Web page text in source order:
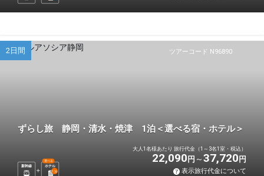
ツアーコード N96890
2日間
ずらし旅 静岡・清水・焼津 1泊＜選べる宿・ホテル＞
新幹線 ホテル
選べる
1 泊
大人1名様あたり 旅行代金（1～3名1室・税込）
22,090 円 37,720 円
表示旅行代金について